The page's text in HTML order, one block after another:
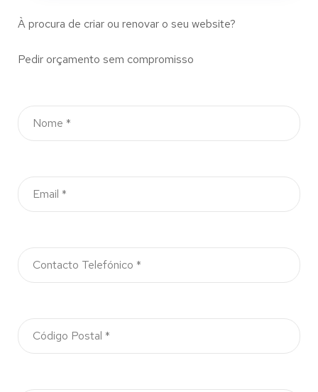
À procura de criar ou renovar o seu website?
Pedir orçamento sem compromisso